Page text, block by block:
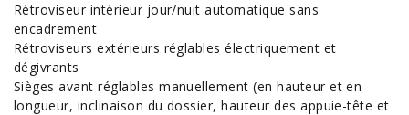
Rétroviseur intérieur jour/nuit automatique sans
encadrement
Rétroviseurs extérieurs réglables électriquement et
dégivrants
Sièges avant réglables manuellement (en hauteur et en
longueur, inclinaison du dossier, hauteur des appuie-tête et